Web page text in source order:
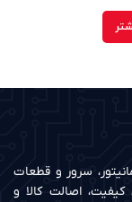
سرور و قطعات
اصالت کالا و